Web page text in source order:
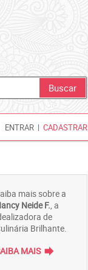
ENTRAR | CADASTRAR
mais sobre a
Neide F., a
de
Brilhante.
MAIS forward